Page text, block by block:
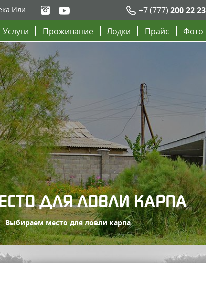
Или +7 (777)200 22 23
Услуги Проживание Лодки Прайс Фото
ДЛЯ ЛОВЛИ КАРПА
Выбираем место для ловли карпа